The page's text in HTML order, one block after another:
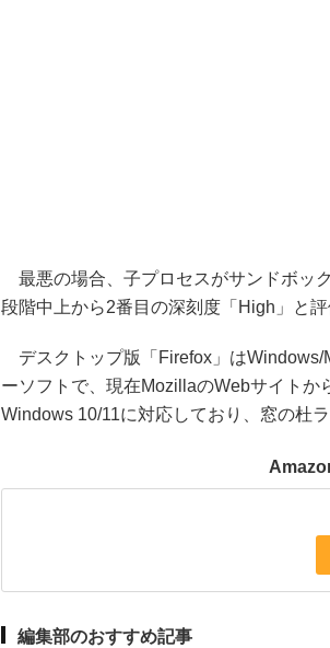
最悪の場合、子プロセスがサンドボッ
段階中上から2番目の深刻度「High」と評
デスクトップ版「Firefox」はWindows/
ーソフトで、現在MozillaのWebサイトか
Windows 10/11に対応しており、窓の杜
編集部のおすすめ記事